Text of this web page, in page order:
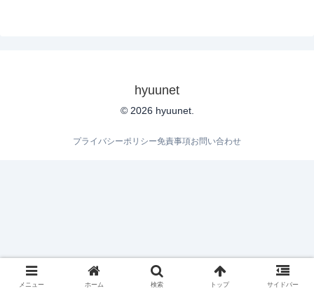
hyuunet
© 2026 hyuunet.
プライバシーポリシー免責事項お問い合わせ
メニュー ホーム 検索 トップ サイドバー